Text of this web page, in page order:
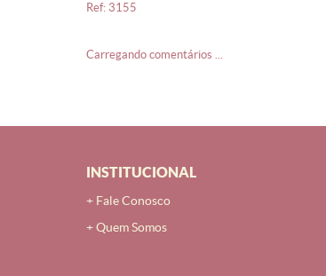
ref: 3155
Carregando comentários ...
INSTITUCIONAL
Fale Conosco
Quem Somos